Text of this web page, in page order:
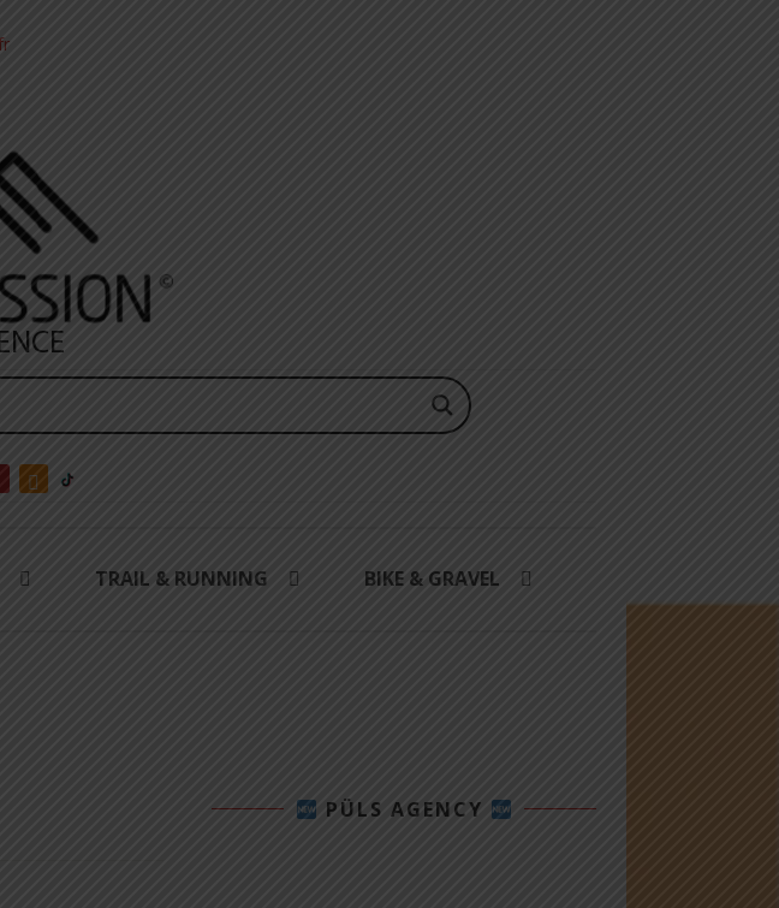
TRAIL & RUNNING BIKE & GRAVEL
PÜLS AGENCY